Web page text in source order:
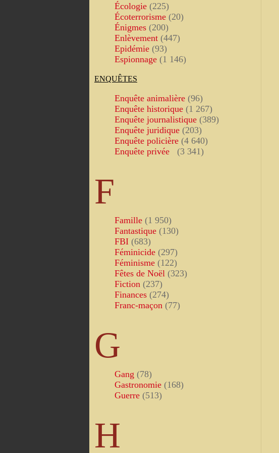
Écologie (225)
Écoterrorisme (20)
Énigmes (200)
Enlèvement (447)
Epidémie (93)
Espionnage (1 146)
ENQUÊTES
Enquête animalière (96)
Enquête historique (1 267)
Enquête journalistique (389)
Enquête juridique (203)
Enquête policière (4 640)
Enquête privée
(3 341)
F
Famille (1 950)
Fantastique (130)
FBI (683)
Féminicide (297)
Féminisme (122)
Fêtes de Noël (323)
Fiction (237)
Finances (274)
Franc-maçon (77)
G
Gang (78)
Gastronomie (168)
Guerre (513)
H